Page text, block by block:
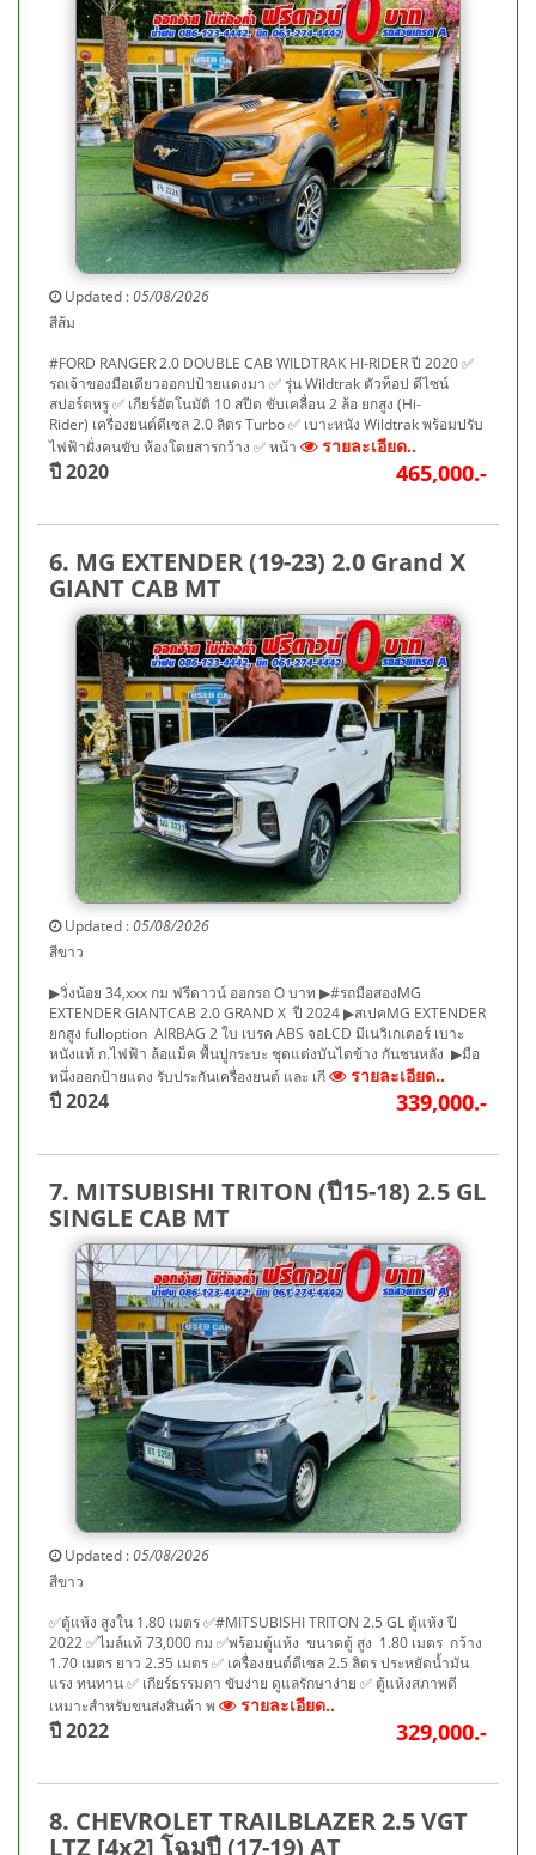
Updated :05/08/2026
สีส้ม
#FORD RANGER 2.0 DOUBLE CAB WILDTRAK HI-RIDER ปี 2020 ✅
รถเจ้าของมือเดียวออกปป้ายแดงมา ✅ รุ่น Wildtrak ตัวท็อป ดีไซน์
สปอร์ตหรู ✅ เกียร์อัตโนมัติ 10 สปีด ขับเคลื่อน 2 ล้อ ยกสูง (Hi-
Rider) เครื่องยนต์ดีเซล 2.0 ลิตร Turbo ✅ เบาะหนัง Wildtrak พร้อมปรับ
ไฟฟ้าฝั่งคนขับ ห้องโดยสารกว้าง ✅ หน้า
รายละเอียด..
ปี 2020 465,000.-
6. MG EXTENDER (19-23) 2.0 Grand X
GIANT CAB MT
Updated :05/08/2026
สีขาว
▶วิ่งน้อย 34,xxx กม ฟรีดาวน์ ออกรถ O บาท ▶#รถมือสองMG
EXTENDER GIANTCAB 2.0 GRAND X ปี 2024 ▶สเปคMG EXTENDER
ยกสูง fulloption AIRBAG 2 ใบ เบรค ABS จอLCD มีเนวิเกเตอร์ เบาะ
หนังแท้ ก.ไฟฟ้า ล้อแม็ค พื้นปูกระบะ ชุดแต่งบันไดข้าง กันชนหลัง ▶มือ
หนึ่งออกป้ายแดง รับประกันเครื่องยนต์ และ เกี
รายละเอียด..
ปี 2024 339,000.-
7. MITSUBISHI TRITON (ปี15-18) 2.5 GL
SINGLE CAB MT
Updated :05/08/2026
สีขาว
✅ตู้แห้ง สูงใน 1.80 เมตร ✅#MITSUBISHI TRITON 2.5 GL ตู้แห้ง ปี
2022 ✅ไมล์แท้ 73,000 กม ✅พร้อมตู้แห้ง ขนาดตู้ สูง 1.80 เมตร กว้าง
1.70 เมตร ยาว 2.35 เมตร ✅ เครื่องยนต์ดีเซล 2.5 ลิตร ประหยัดน้ำมัน
แรง ทนทาน ✅ เกียร์ธรรมดา ขับง่าย ดูแลรักษาง่าย ✅ ตู้แห้งสภาพดี
เหมาะสำหรับขนส่งสินค้า พ
รายละเอียด..
ปี 2022 329,000.-
8. CHEVROLET TRAILBLAZER 2.5 VGT
LTZ [4x2] โฉมปี (17-19) AT